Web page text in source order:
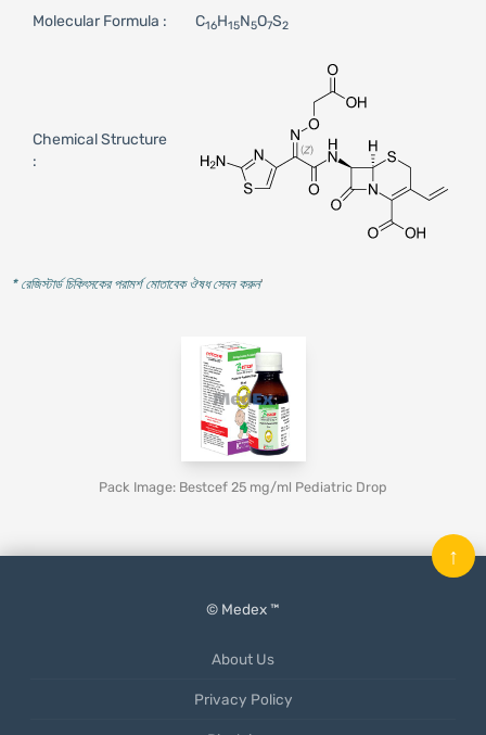
Molecular Formula : C16H15N5O7S2
Chemical Structure
:
* রেজিস্টার্ড চিকিৎসকের পরামর্শ মোতাবেক ঔষধ সেবন করুন'
Pack Image: Bestcef 25 mg/ml Pediatric Drop
© Medex ™
About Us
Privacy Policy
↑